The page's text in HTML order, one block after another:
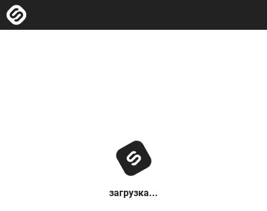
загрузка...